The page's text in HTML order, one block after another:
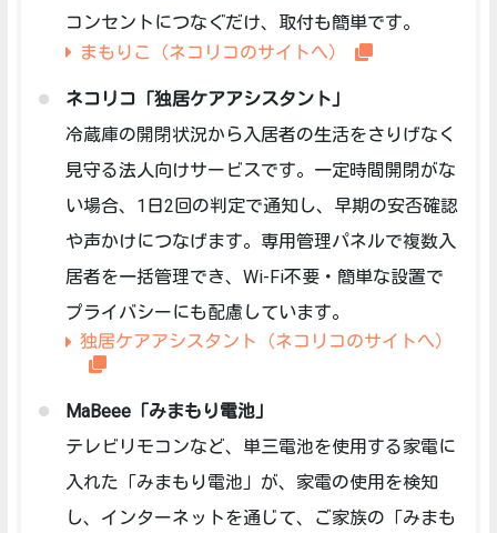
コンセントにつなぐだけ、取付も簡単です。
まもりこ（ネコリコのサイトへ）
ネコリコ「独居ケアアシスタント」
冷蔵庫の開閉状況から入居者の生活をさりげなく
見守る法人向けサービスです。一定時間開閉がな
い場合、1日2回の判定で通知し、早期の安否確認
や声かけにつなげます。専用管理パネルで複数入
居者を一括管理でき、Wi-Fi不要・簡単な設置で
プライバシーにも配慮しています。
独居ケアアシスタント（ネコリコのサイトへ）
MaBeee「みまもり電池」
テレビリモコンなど、単三電池を使用する家電に
入れた「みまもり電池」が、家電の使用を検知
し、インターネットを通じて、ご家族の「みまも